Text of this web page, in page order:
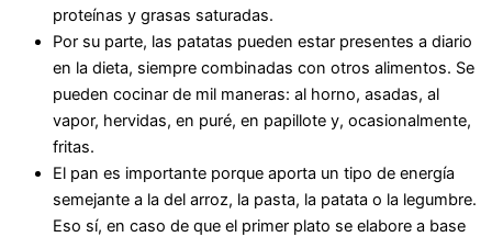
proteínas y grasas saturadas.
Por su parte, las patatas pueden estar presentes a diario
en la dieta, siempre combinadas con otros alimentos. Se
pueden cocinar de mil maneras: al horno, asadas, al
vapor, hervidas, en puré, en papillote y, ocasionalmente,
fritas.
El pan es importante porque aporta un tipo de energía
semejante a la del arroz, la pasta, la patata o la legumbre.
Eso sí, en caso de que el primer plato se elabore a base